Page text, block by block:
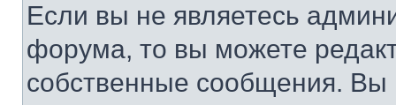
Если вы не являетесь
форума, то вы можете
собственные сообщения. Вы